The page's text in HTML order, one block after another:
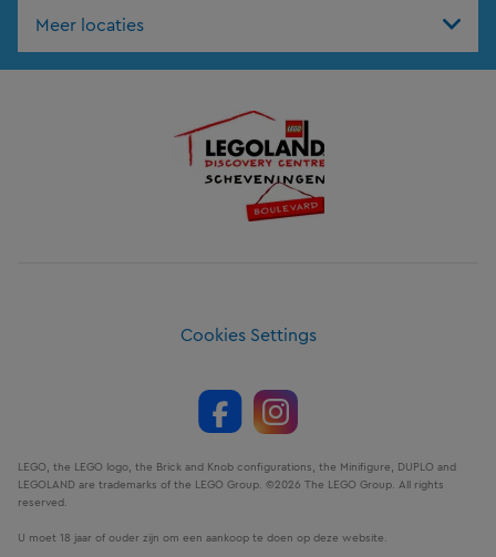
Meer locaties
LEGO, the LEGO logo, the Brick and Knob configurations, the Minifigure, DUPLO and
LEGOLAND are trademarks of the LEGO Group. ©2026 The LEGO Group. All rights
reserved.
U moet 18 jaar of ouder zijn om een aankoop te doen op deze website.
Cookies Settings